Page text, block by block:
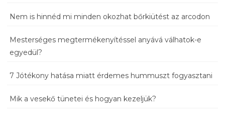
Nem is hinnéd mi minden okozhat bőrkiütést az arcodon
Mesterséges megtermékenyítéssel anyává válhatok-e
egyedül?
7 Jótékony hatása miatt érdemes hummuszt fogyasztani
Mik a vesekő tünetei és hogyan kezeljük?